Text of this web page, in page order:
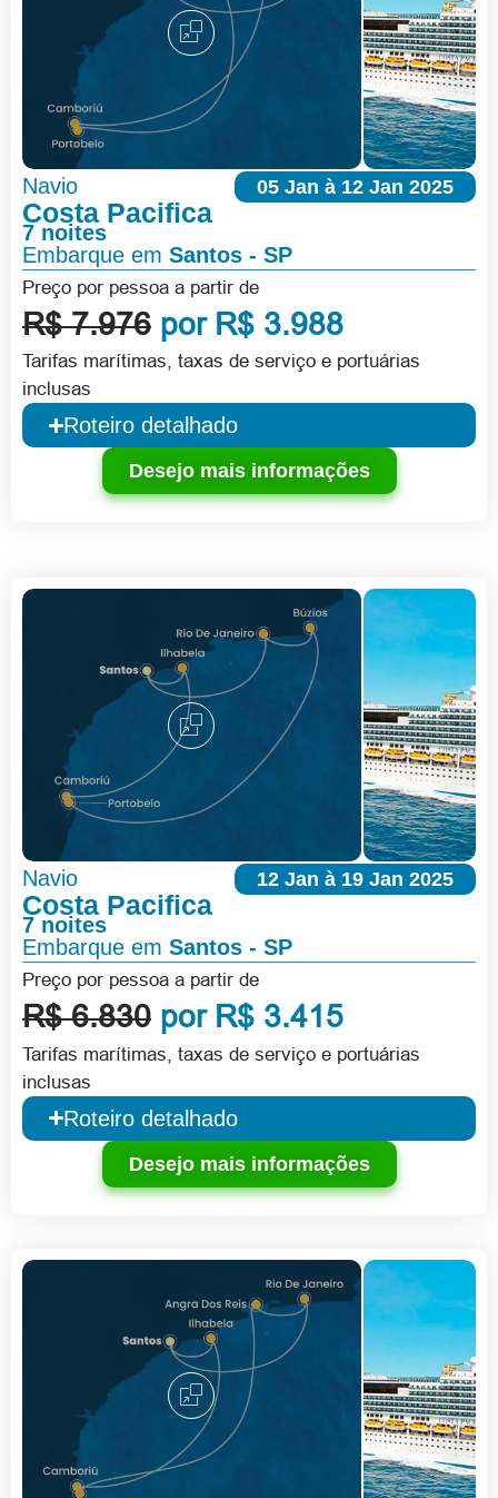
Navio 05 Jan à 12 Jan 2025
Costa Pacifica
7 noites
Embarque em Santos - SP
Preço por pessoa a partir de
R$ 7.976 por R$ 3.988
Tarifas marítimas, taxas de serviço e portuárias
inclusas
Roteiro detalhado
Desejo mais informações
Navio 12 Jan à 19 Jan 2025
Costa Pacifica
7 noites
Embarque em Santos - SP
Preço por pessoa a partir de
R$ 6.830 por R$ 3.415
Tarifas marítimas, taxas de serviço e portuárias
inclusas
Roteiro detalhado
Desejo mais informações